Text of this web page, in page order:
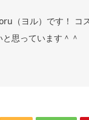
（ヨル）です！
思っています＾＾